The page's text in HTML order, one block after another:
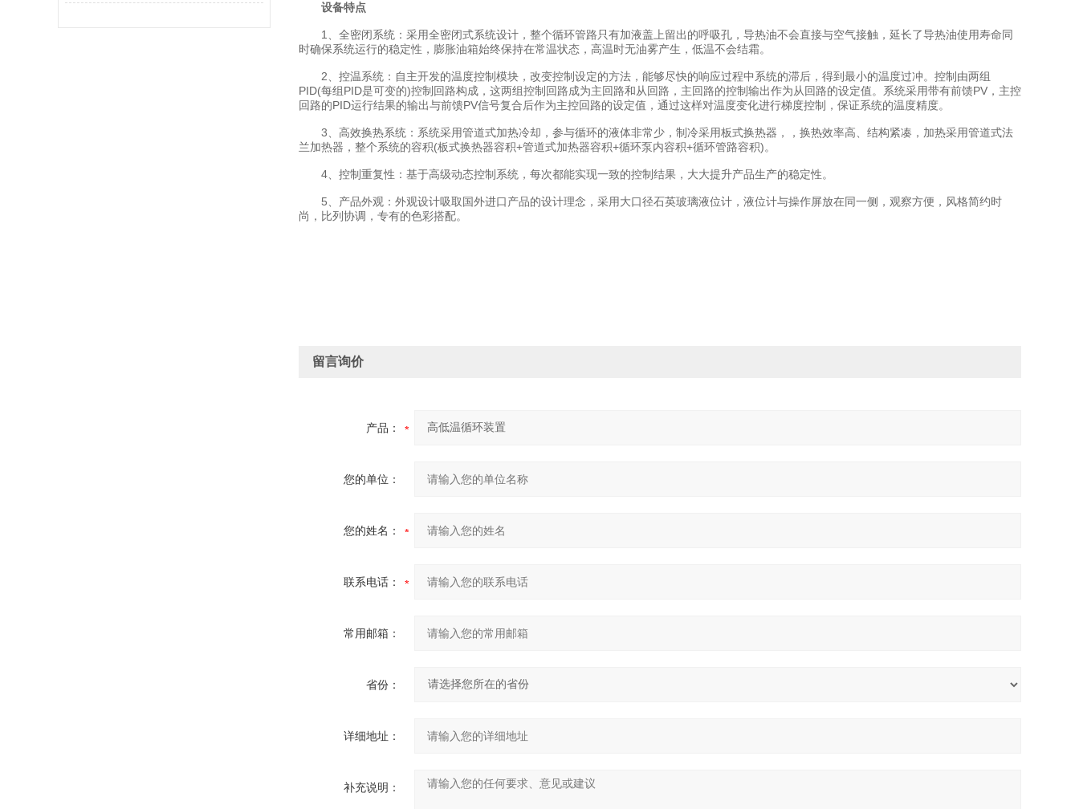
设备特点
1、全密闭系统：采用全密闭式系统设计，整个循环管路只有加液盖上留出的呼吸孔，导热油不会直接与空气接触，延长了导热油使用寿命同
时确保系统运行的稳定性，膨胀油箱始终保持在常温状态，高温时无油雾产生，低温不会结霜。
2、控温系统：自主开发的温度控制模块，改变控制设定的方法，能够尽快的响应过程中系统的滞后，得到最小的温度过冲。控制由两组
PID(每组PID是可变的)控制回路构成，这两组控制回路成为主回路和从回路，主回路的控制输出作为从回路的设定值。系统采用带有前馈PV，主控
回路的PID运行结果的输出与前馈PV信号复合后作为主控回路的设定值，通过这样对温度变化进行梯度控制，保证系统的温度精度。
3、高效换热系统：系统采用管道式加热冷却，参与循环的液体非常少，制冷采用板式换热器，，换热效率高、结构紧凑，加热采用管道式法
兰加热器，整个系统的容积(板式换热器容积+管道式加热器容积+循环泵内容积+循环管路容积)。
4、控制重复性：基于高级动态控制系统，每次都能实现一致的控制结果，大大提升产品生产的稳定性。
5、产品外观：外观设计吸取国外进口产品的设计理念，采用大口径石英玻璃液位计，液位计与操作屏放在同一侧，观察方便，风格简约时
尚，比列协调，专有的色彩搭配。
留言询价
产品：
您的单位：
您的姓名：
联系电话：
常用邮箱：
省份：
详细地址：
补充说明：